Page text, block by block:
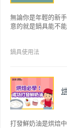
無論你是年輕的新
意的就是鍋具能不
因此金鑽不沾系列
鍋具使用法
打發鮮奶油是烘焙